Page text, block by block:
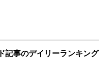
記事のデイリーランキング